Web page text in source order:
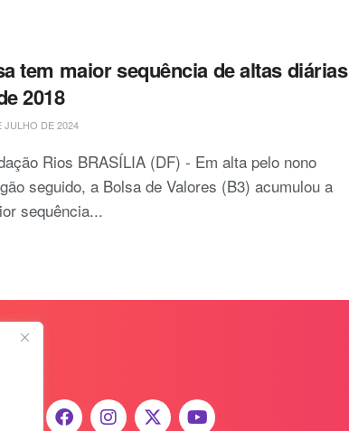
tem maior sequência de altas diárias
2018
JULHO DE 2024
Rios BRASÍLIA (DF) - Em alta pelo nono
seguido, a Bolsa de Valores (B3) acumulou a
sequência...